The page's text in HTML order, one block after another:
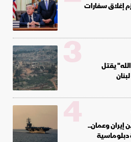
إغلاق سفارات
يقتل
3
إيران وعمان.. 4